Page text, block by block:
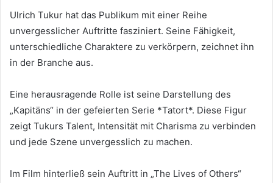
Ulrich Tukur hat das Publikum mit einer Reihe
unvergesslicher Auftritte fasziniert. Seine Fähigkeit,
unterschiedliche Charaktere zu verkörpern, zeichnet ihn
in der Branche aus.
Eine herausragende Rolle ist seine Darstellung des
„Kapitäns“ in der gefeierten Serie *Tatort*. Diese Figur
zeigt Tukurs Talent, Intensität mit Charisma zu verbinden
und jede Szene unvergesslich zu machen.
Im Film hinterließ sein Auftritt in „The Lives of Others“